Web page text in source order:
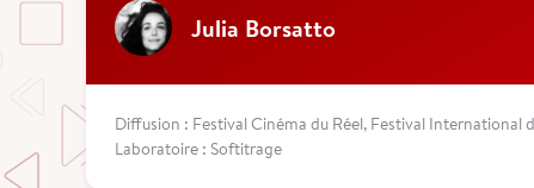
Julia Borsatto
Diffusion : Festival Cinéma du Réel, Festival International
Laboratoire : Softitrage